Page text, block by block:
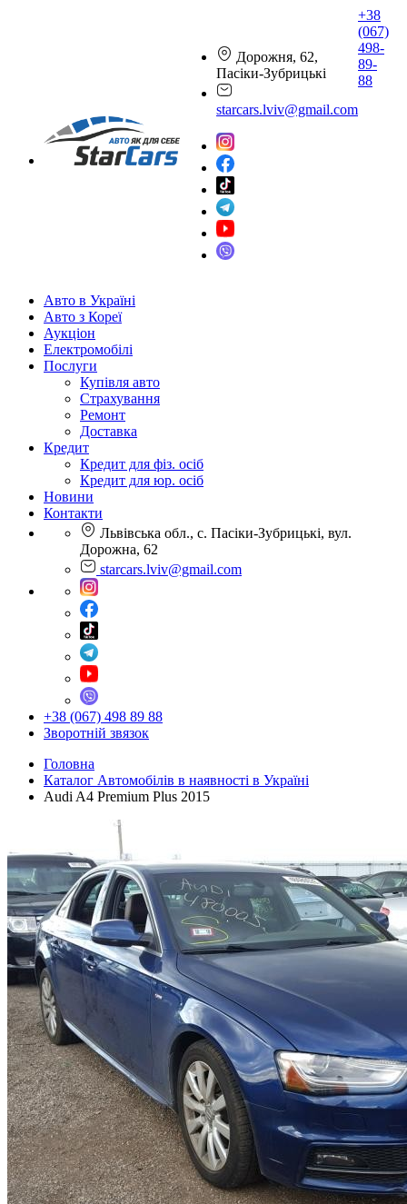
Дорожня, 62,
Пасіки-Зубрицькі
starcars.lviv@gmail.com
+38
(067)
498-
89-
88
Авто в Україні
Авто з Кореї
Аукціон
Електромобілі
Послуги
Купівля авто
Страхування
Ремонт
Доставка
Кредит
Кредит для фіз. осіб
Кредит для юр. осіб
Новини
Контакти
Львівська обл., с. Пасіки-Зубрицькі, вул.
Дорожна, 62
starcars.lviv@gmail.com
+38 (067) 498 89 88
Зворотній звязок
Головна
Каталог Автомобілів в наявності в Україні
Audi A4 Premium Plus 2015